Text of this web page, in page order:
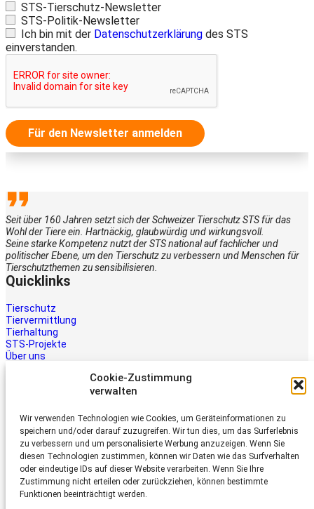
Cookie-Zustimmung
verwalten
Wir verwenden Technologien wie Cookies, um Geräteinformationen zu
speichern und/oder darauf zuzugreifen. Wir tun dies, um das Surferlebnis
zu verbessern und um personalisierte Werbung anzuzeigen. Wenn Sie
diesen Technologien zustimmen, können wir Daten wie das Surfverhalten
oder eindeutige IDs auf dieser Website verarbeiten. Wenn Sie Ihre
Zustimmung nicht erteilen oder zurückziehen, können bestimmte
Funktionen beeinträchtigt werden.
STS-Tierschutz-Newsletter
STS-Politik-Newsletter
Ich bin mit der Datenschutzerklärung des STS
einverstanden.
Für den Newsletter anmelden
Seit über 160 Jahren setzt sich der Schweizer Tierschutz STS für das
Wohl der Tiere ein. Hartnäckig, glaubwürdig und wirkungsvoll.
Seine starke Kompetenz nutzt der STS national auf fachlicher und
politischer Ebene, um den Tierschutz zu verbessern und Menschen für
Tierschutzthemen zu sensibilisieren.
Quicklinks
Tierschutz
Tiervermittlung
Tierhaltung
STS-Projekte
Über uns
Tiere brauchen Hilfe – auch Ihre.
Unterstützen Sie die Arbeit des
Schweizer Tierschutz STS.
Jetzt spenden
Schweizer Tierschutz STS